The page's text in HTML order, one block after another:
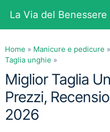
contenuto
La Via del Benessere
Home » Manicure e pedicure »
Taglia unghie »
Miglior Taglia
Prezzi,
2026